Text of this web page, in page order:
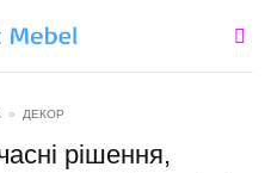
» ДЕКОР
рішення,